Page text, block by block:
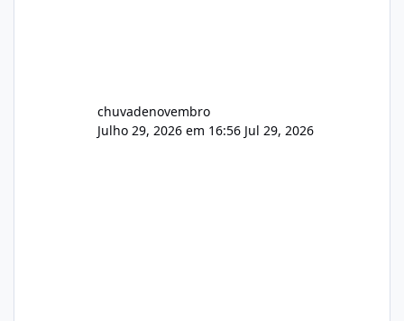
chuvadenovembro
Julho 29, 2026 em 16:56 Jul 29, 2026